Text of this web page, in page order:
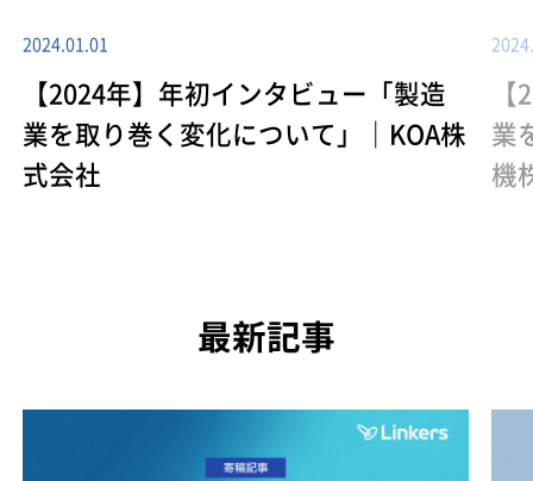
2024.01.01
【2024年】年初インタビュー「製造
業を取り巻く変化について」｜KOA株
式会社
業
機
最新記事